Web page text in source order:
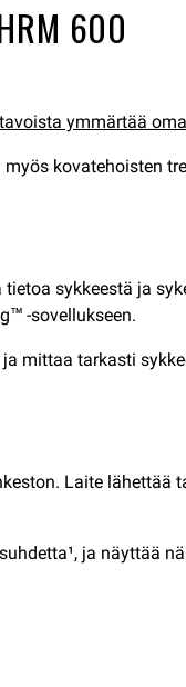
600
ymmärtää
kovatehoisten
sykkeestä ja
-sovellukseen.
mittaa tarkasti
Laite lähettää
ja näyttää